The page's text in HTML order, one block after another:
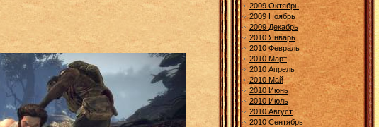
2009 Октябрь
2009 Ноябрь
2009 Декабрь
2010 Январь
2010 Февраль
2010 Март
2010 Апрель
2010 Май
2010 Июнь
2010 Июль
2010 Август
2010 Сентябрь